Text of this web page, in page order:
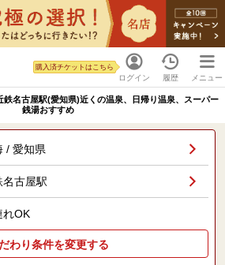
ログイン
購入済チケットはこちら
履歴 メニュー
鉄名古屋駅(愛知県)近くの温泉、日帰り温泉、スーパー
銭湯おすすめ
/ 愛知県
名古屋駅
れOK
わり条件を変更する